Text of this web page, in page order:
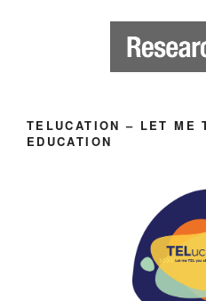
TELUCATION – LET ME
EDUCATION